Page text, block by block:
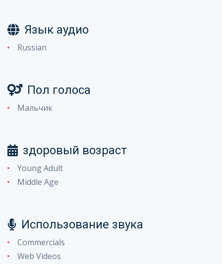
Язык аудио
Russian
Пол голоса
Мальчик
здоровый возраст
Young Adult
Middle Age
Использование звука
Commercials
Web Videos